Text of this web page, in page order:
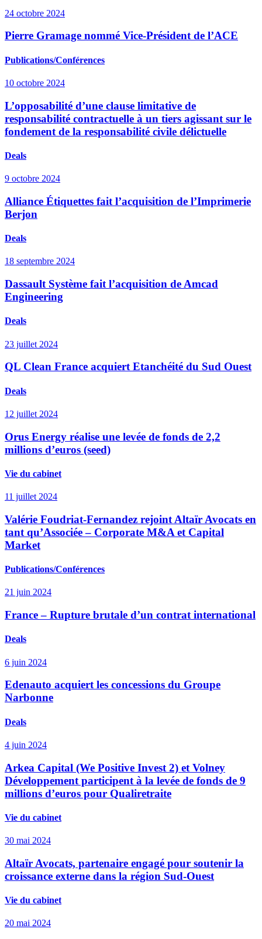
24 octobre 2024
Pierre Gramage nommé Vice-Président de l’ACE
Publications/Conférences
10 octobre 2024
L’opposabilité d’une clause limitative de
responsabilité contractuelle à un tiers agissant sur le
fondement de la responsabilité civile délictuelle
Deals
9 octobre 2024
Alliance Étiquettes fait l’acquisition de l’Imprimerie
Berjon
Deals
18 septembre 2024
Dassault Système fait l’acquisition de Amcad
Engineering
Deals
23 juillet 2024
QL Clean France acquiert Etanchéité du Sud Ouest
Deals
12 juillet 2024
Orus Energy réalise une levée de fonds de 2,2
millions d’euros (seed)
Vie du cabinet
11 juillet 2024
Valérie Foudriat-Fernandez rejoint Altaïr Avocats en
tant qu’Associée – Corporate M&A et Capital
Market
Publications/Conférences
21 juin 2024
France – Rupture brutale d’un contrat international
Deals
6 juin 2024
Edenauto acquiert les concessions du Groupe
Narbonne
Deals
4 juin 2024
Arkea Capital (We Positive Invest 2) et Volney
Développement participent à la levée de fonds de 9
millions d’euros pour Qualiretraite
Vie du cabinet
30 mai 2024
Altaïr Avocats, partenaire engagé pour soutenir la
croissance externe dans la région Sud-Ouest
Vie du cabinet
20 mai 2024